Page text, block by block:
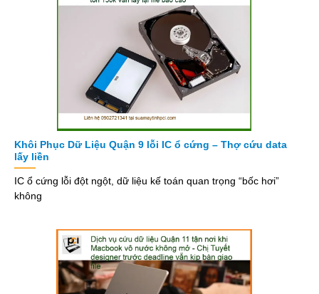
Khôi Phục Dữ Liệu Quận 9 lỗi IC ổ cứng – Thợ cứu data
lấy liền
IC ổ cứng lỗi đột ngột, dữ liệu kế toán quan trọng “bốc hơi”
không